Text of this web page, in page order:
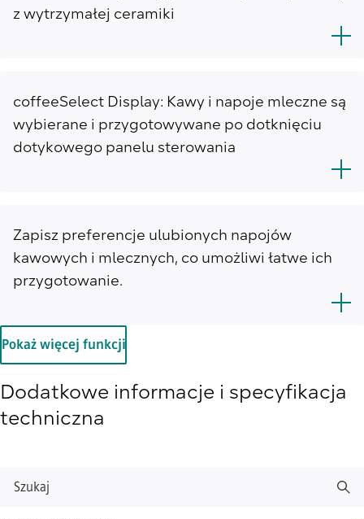
z wytrzymałej ceramiki
coffeeSelect Display: Kawy i napoje mleczne są
wybierane i przygotowywane po dotknięciu
dotykowego panelu sterowania
Zapisz preferencje ulubionych napojów
kawowych i mlecznych, co umożliwi łatwe ich
przygotowanie.
Pokaż więcej funkcji
Dodatkowe informacje i specyfikacja
techniczna
Szukaj